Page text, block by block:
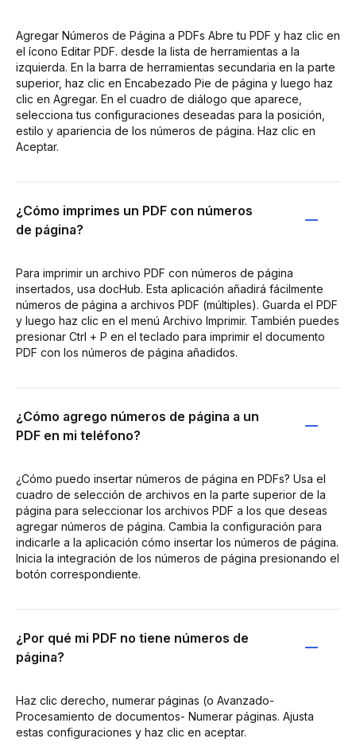
Agregar Números de Página a PDFs Abre tu PDF y haz clic en
el ícono Editar PDF. desde la lista de herramientas a la
izquierda. En la barra de herramientas secundaria en la parte
superior, haz clic en Encabezado Pie de página y luego haz
clic en Agregar. En el cuadro de diálogo que aparece,
selecciona tus configuraciones deseadas para la posición,
estilo y apariencia de los números de página. Haz clic en
Aceptar.
¿Cómo imprimes un PDF con números
de página?
Para imprimir un archivo PDF con números de página
insertados, usa docHub. Esta aplicación añadirá fácilmente
números de página a archivos PDF (múltiples). Guarda el PDF
y luego haz clic en el menú Archivo Imprimir. También puedes
presionar Ctrl + P en el teclado para imprimir el documento
PDF con los números de página añadidos.
¿Cómo agrego números de página a un
PDF en mi teléfono?
¿Cómo puedo insertar números de página en PDFs? Usa el
cuadro de selección de archivos en la parte superior de la
página para seleccionar los archivos PDF a los que deseas
agregar números de página. Cambia la configuración para
indicarle a la aplicación cómo insertar los números de página.
Inicia la integración de los números de página presionando el
botón correspondiente.
¿Por qué mi PDF no tiene números de
página?
Haz clic derecho, numerar páginas (o Avanzado-
Procesamiento de documentos- Numerar páginas. Ajusta
estas configuraciones y haz clic en aceptar.